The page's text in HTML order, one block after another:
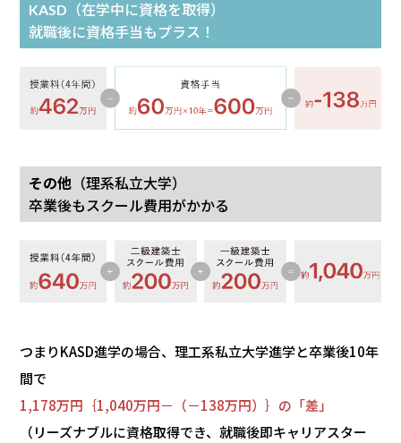
KASD （在学中に資格を取得）
就職後に資格手当もプラス！
その他 （理系私立大学）
卒業後もスクール費用がかかる
つまりKASD進学の場合、理工系私立大学進学と卒業後10年
間で
1,178万円｛1,040万円－（－138万円）｝の「差」
（リーズナブルに資格取得でき、就職後即キャリアスター